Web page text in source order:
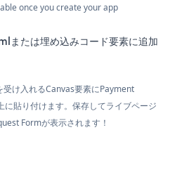
once you create your app
または埋め込みコード要素に追加
け入れるCanvas要素にPayment
に貼り付けます。保存してライブページ
Formが表示されます！